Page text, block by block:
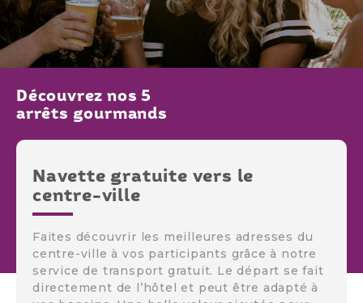
Découvrez nos 5
arrêts gourmands
Navette gratuite vers le
centre-ville
Faites découvrir les meilleures adresses du
centre-ville à vos participants grâce à notre
service de transport gratuit. Le départ se fait
directement de l’hôtel et peut être adapté à